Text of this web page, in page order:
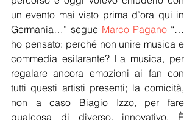
un evento mai visto prima d’ora qui in
Germania…” segue Marco Pagano “…
ho pensato: perché non unire musica e
commedia esilarante? La musica, per
regalare ancora emozioni ai fan con
tutti questi artisti presenti; la comicità,
non a caso Biagio Izzo, per fare
qualcosa di diverso, innovativo. È